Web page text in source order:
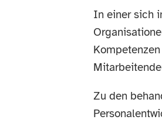
In einer sich
Zu den